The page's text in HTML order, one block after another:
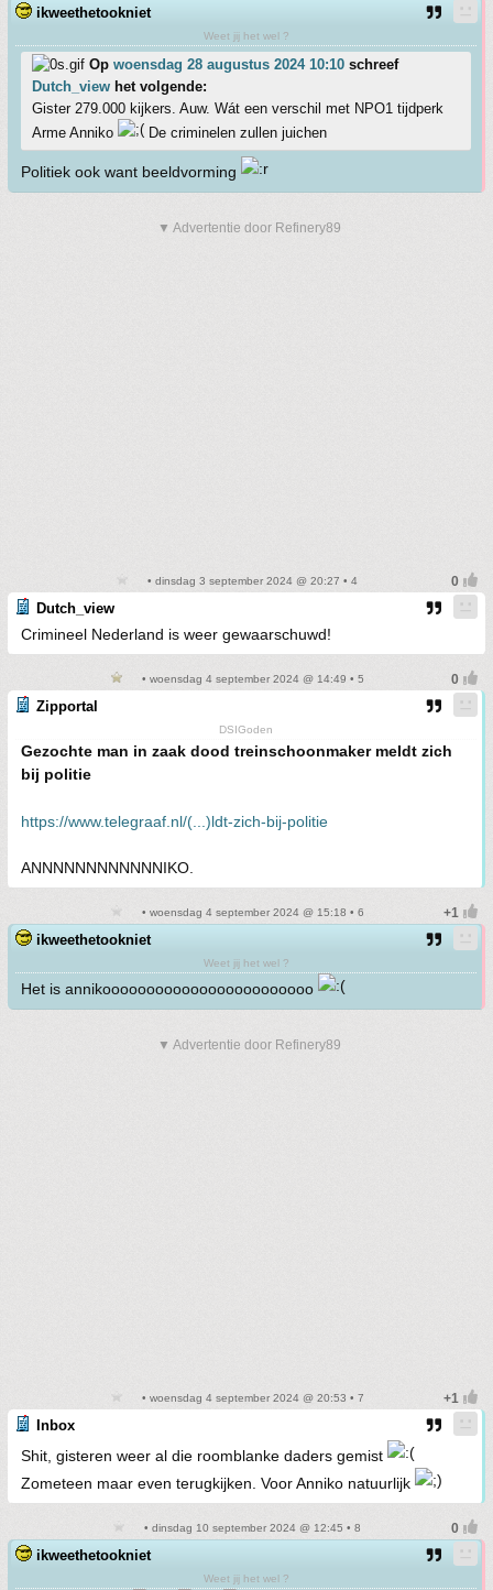
ikweethetookniet
Weet jij het wel ?
Op woensdag 28 augustus 2024 10:10 schreef
Dutch_view het volgende:
Gister 279.000 kijkers. Auw. Wát een verschil met NPO1 tijdperk
Arme Anniko
De criminelen zullen juichen
Politiek ook want beeldvorming
▼ Advertentie door Refinery89
• dinsdag 3 september 2024 @ 20:27 • 4
Dutch_view
Crimineel Nederland is weer gewaarschuwd!
• woensdag 4 september 2024 @ 14:49 • 5
Zipportal
DSIGoden
Gezochte man in zaak dood treinschoonmaker meldt zich
bij politie
https://www.telegraaf.nl/(...)ldt-zich-bij-politie
ANNNNNNNNNNNNIKO.
• woensdag 4 september 2024 @ 15:18 • 6
ikweethetookniet
Weet jij het wel ?
Het is annikoooooooooooooooooooooooo
▼ Advertentie door Refinery89
• woensdag 4 september 2024 @ 20:53 • 7
Inbox
Shit, gisteren weer al die roomblanke daders gemist
Zometeen maar even terugkijken. Voor Anniko natuurlijk
• dinsdag 10 september 2024 @ 12:45 • 8
ikweethetookniet
Weet jij het wel ?